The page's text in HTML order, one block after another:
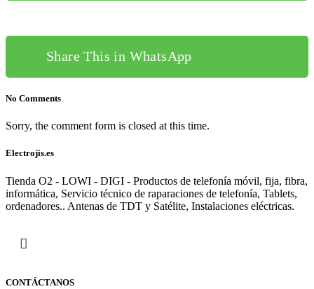
Share This in WhatsApp
No Comments
Sorry, the comment form is closed at this time.
Electrojis.es
Tienda O2 - LOWI - DIGI - Productos de telefonía móvil, fija, fibra,
informática, Servicio técnico de raparaciones de telefonía, Tablets,
ordenadores.. Antenas de TDT y Satélite, Instalaciones eléctricas.
CONTÁCTANOS